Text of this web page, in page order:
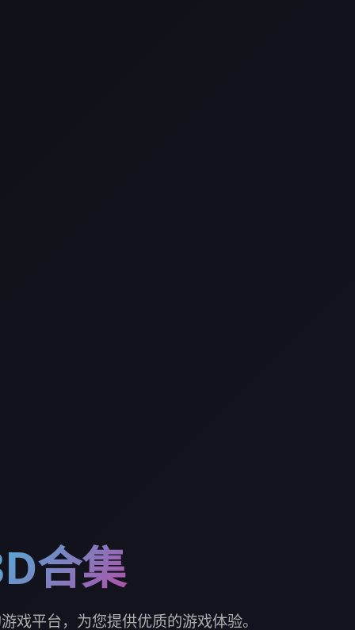
合集
戏平台，为您提供优质的游戏体验。